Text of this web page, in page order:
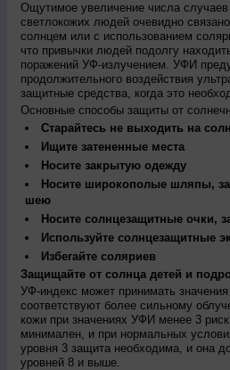
Ощутимое увеличение числа
светлокожих людей очевидно
солнцем или с использованием
что привычки людей подолгу
поражений УФ-излучением. УФИ
продолжительного воздействия
защитные средства, когда это
Основные способы защиты от
Старайтесь не выходить на
Ищите затененные места
Носите закрытую одежду
Носите широкополые шляпы,
шею
Носите солнцезащитные очки,
Используйте солнцезащитные
Избегайте соляриев
Защищайте от солнца детей и
УФ-индекс может принимать
соответствуют более сильному
кожи при значениях УФИ менее 3
минимален, и при нормальных
уровня 3 защита необходима, и она
уровней 8 и выше.